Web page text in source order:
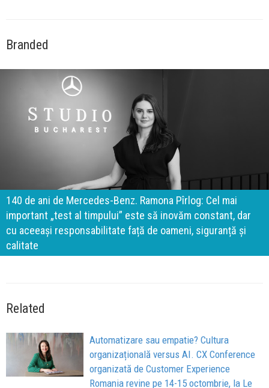
Branded
140 de ani de Mercedes-Benz. Ramona Pîrlog: Cel mai
important „test al timpului” este să inovăm constant, dar
cu aceeași responsabilitate față de oameni, siguranță și
calitate
Related
Automatizare sau empatie? Cultura
organizațională versus AI. CX Conference
organizată de Customer Experience
Romania revine pe 14-15 octombrie, la Le